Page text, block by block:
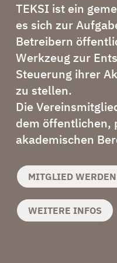
TEKSI ist ein
es sich zur
Betreibern
Werkzeug zur
Steuerung ihrer
zu stellen.
Die
dem öffentlichen,
akademischen
MITGLIED WERDEN
WEITERE INFOS